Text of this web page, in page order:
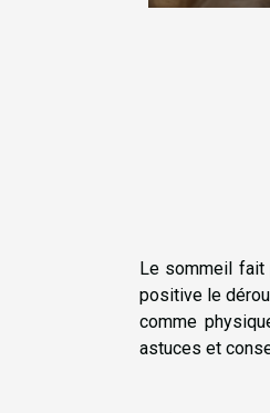
Le sommeil fait
positive le
comme
astuces et